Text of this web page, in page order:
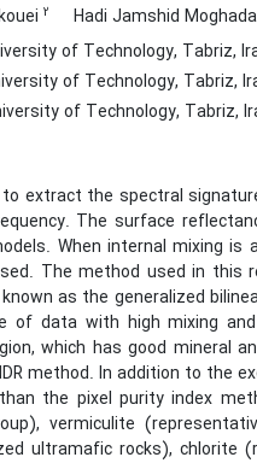
2 Hadi Jamshid
of Technology, Tabriz,
of Technology, Tabriz,
of Technology, Tabriz,
extract the spectral
The surface
When internal mixing
The method used in
as the generalized
of data with high mixing
which has good mineral
method. In addition to the
the pixel purity index
vermiculite
ultramafic rocks), chlorite